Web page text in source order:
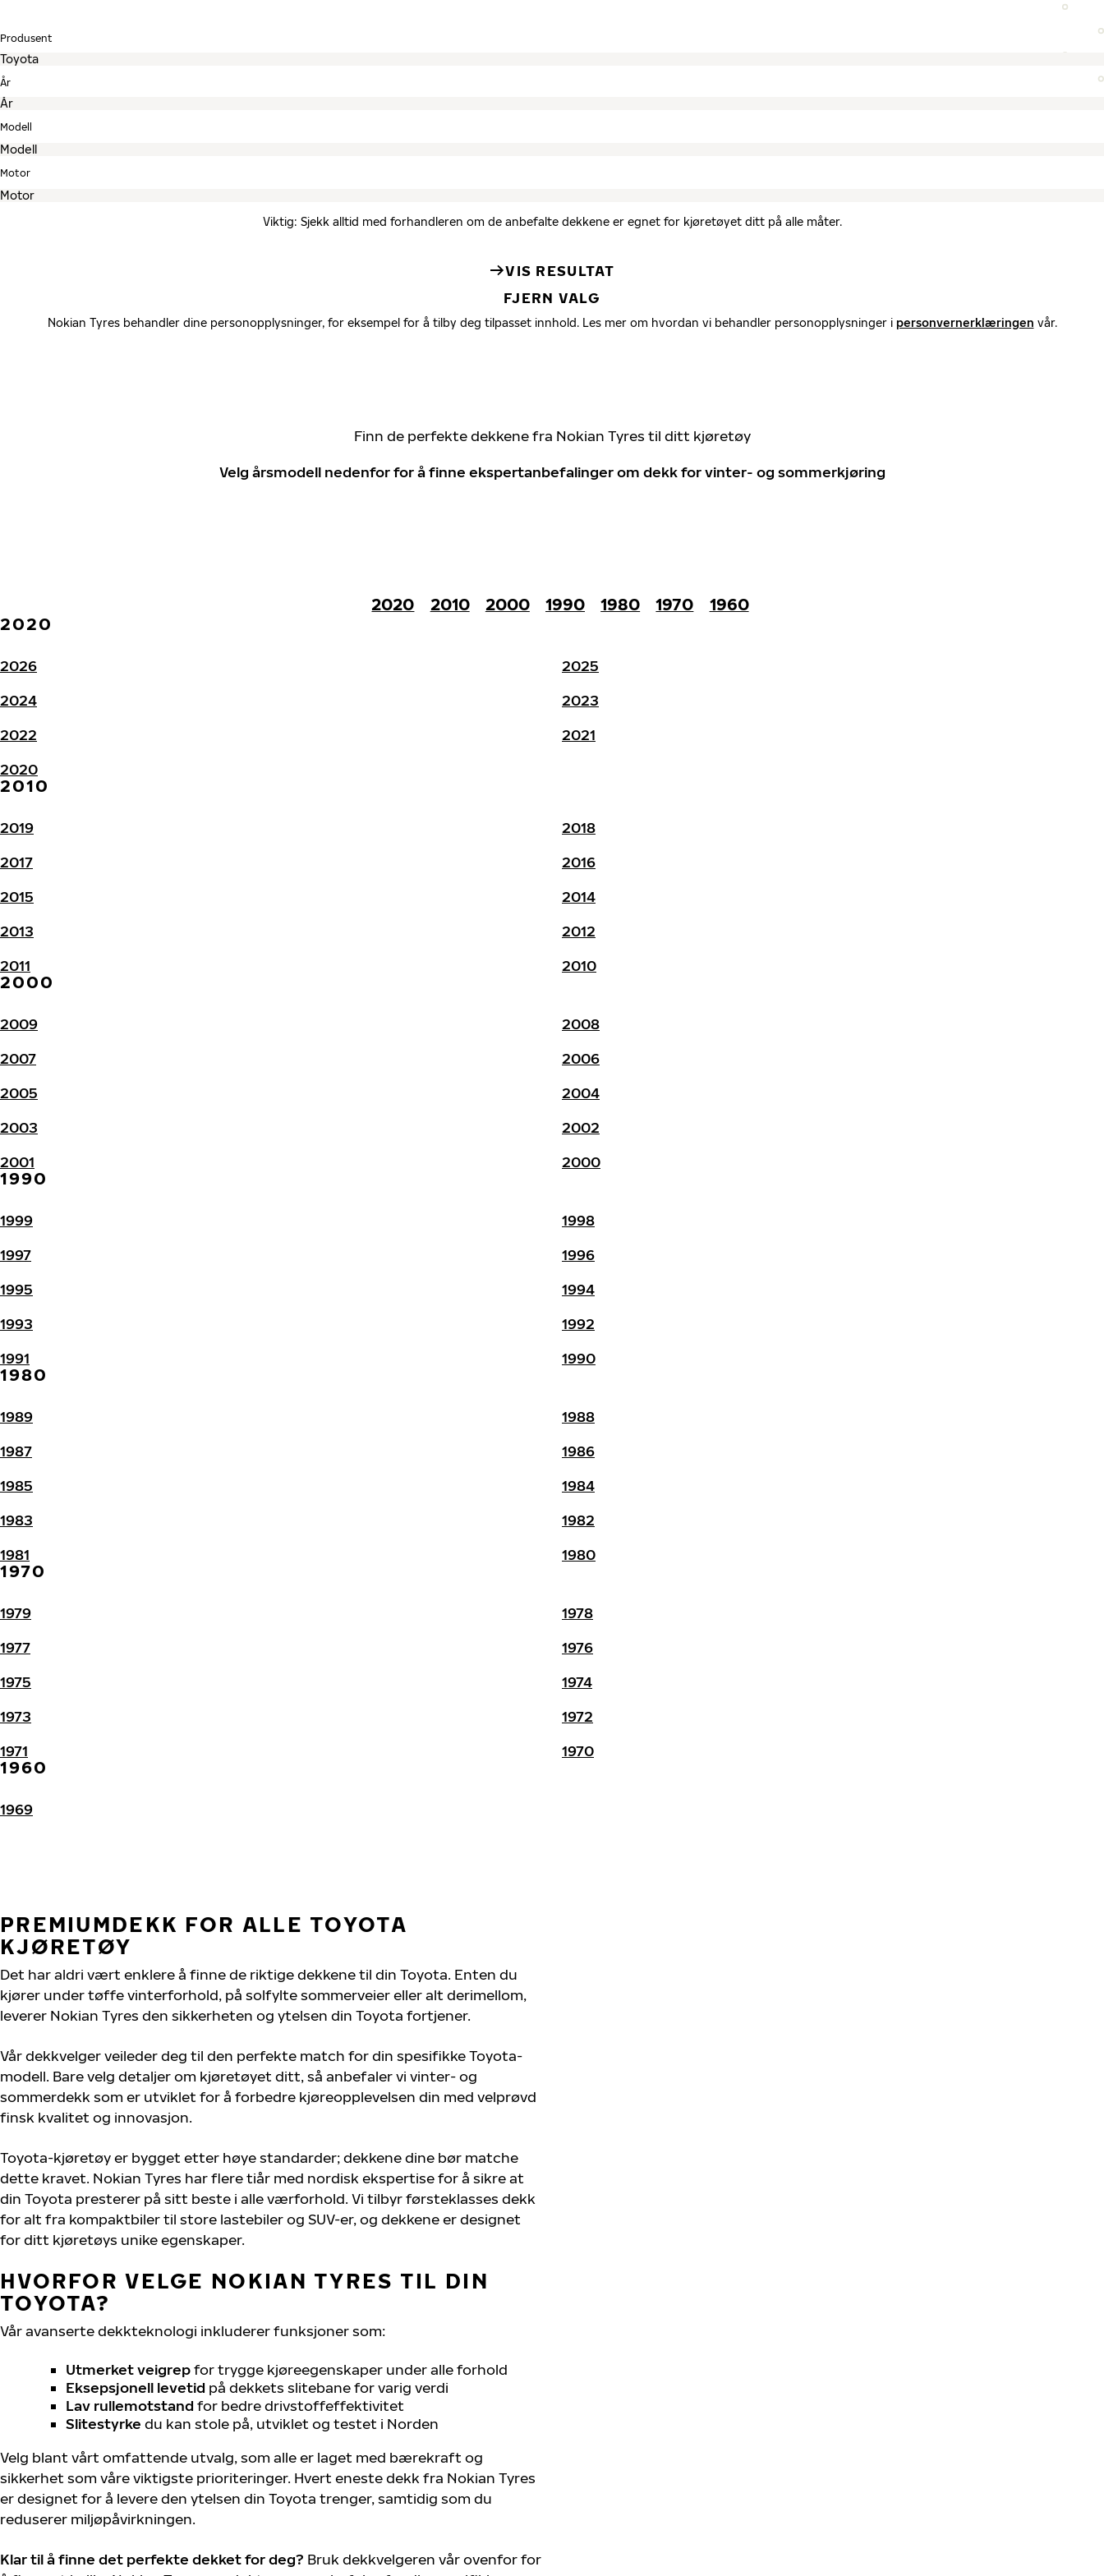
Produsent
År
Modell
Motor
Viktig: Sjekk alltid med forhandleren om de anbefalte dekkene er egnet for kjøretøyet ditt på alle måter.
VIS RESULTAT
FJERN VALG
Nokian Tyres behandler dine personopplysninger, for eksempel for å tilby deg tilpasset innhold. Les mer om hvordan vi behandler personopplysninger i personvernerklæringen vår.
Finn de perfekte dekkene fra Nokian Tyres til ditt kjøretøy
Velg årsmodell nedenfor for å finne ekspertanbefalinger om dekk for vinter- og sommerkjøring
2020 2010 2000 1990 1980 1970
1960
2020
2026
2025
2024
2023
2022
2021
2020
2010
2019
2018
2017
2016
2015
2014
2013
2012
2011
2010
2000
2009
2008
2007
2006
2005
2004
2003
2002
2001
2000
1990
1999
1998
1997
1996
1995
1994
1993
1992
1991
1990
1980
1989
1988
1987
1986
1985
1984
1983
1982
1981
1980
1970
1979
1978
1977
1976
1975
1974
1973
1972
1971
1970
1960
1969
PREMIUMDEKK FOR ALLE TOYOTA
KJØRETØY
Det har aldri vært enklere å finne de riktige dekkene til din Toyota. Enten du
kjører under tøffe vinterforhold, på solfylte sommerveier eller alt derimellom,
leverer Nokian Tyres den sikkerheten og ytelsen din Toyota fortjener.
Vår dekkvelger veileder deg til den perfekte match for din spesifikke Toyota-
modell. Bare velg detaljer om kjøretøyet ditt, så anbefaler vi vinter- og
sommerdekk som er utviklet for å forbedre kjøreopplevelsen din med velprøvd
finsk kvalitet og innovasjon.
Toyota-kjøretøy er bygget etter høye standarder; dekkene dine bør matche
dette kravet. Nokian Tyres har flere tiår med nordisk ekspertise for å sikre at
din Toyota presterer på sitt beste i alle værforhold. Vi tilbyr førsteklasses dekk
for alt fra kompaktbiler til store lastebiler og SUV-er, og dekkene er designet
for ditt kjøretøys unike egenskaper.
HVORFOR VELGE NOKIAN TYRES TIL DIN
TOYOTA?
Vår avanserte dekkteknologi inkluderer funksjoner som:
Utmerket veigrepfor trygge kjøreegenskaper under alle forhold
Eksepsjonell levetid på dekkets slitebane for varig verdi
Lav rullemotstand for bedre drivstoffeffektivitet
Slitestyrke du kan stole på, utviklet og testet i Norden
Velg blant vårt omfattende utvalg, som alle er laget med bærekraft og
sikkerhet som våre viktigste prioriteringer. Hvert eneste dekk fra Nokian Tyres
er designet for å levere den ytelsen din Toyota trenger, samtidig som du
reduserer miljøpåvirkningen.
Klar til å finne det perfekte dekket for deg? Bruk dekkvelgeren vår ovenfor for